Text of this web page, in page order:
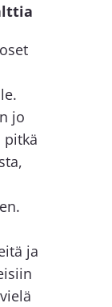
jo
pitkä
ja